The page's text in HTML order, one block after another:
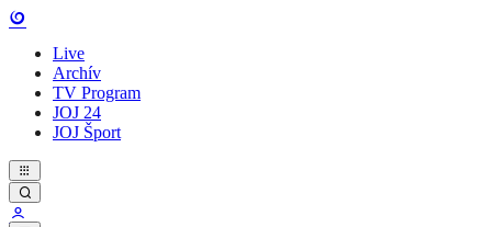
Live
Archív
TV Program
JOJ 24
JOJ Šport